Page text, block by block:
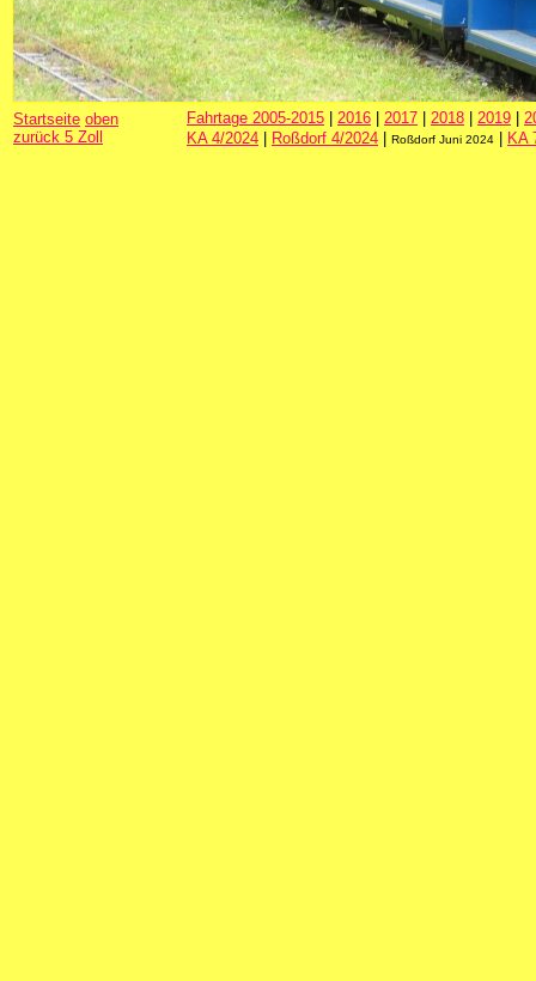
Startseite oben
zurück 5 Zoll
Fahrtage 2005-2015 2016 2017 2018 2019
KA 4/2024
Roßdorf 4/2024 Roßdorf Juni 2024 KA